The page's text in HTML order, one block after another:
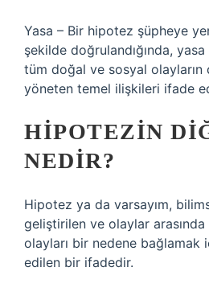
Yasa – Bir hipotez şüpheye
şekilde doğrulandığında,
tüm doğal ve sosyal olayların
yöneten temel ilişkileri ifade
HIPOTEZIN
NEDIR?
Hipotez ya da varsayım,
geliştirilen ve olaylar
olayları bir nedene bağlamak
edilen bir ifadedir.